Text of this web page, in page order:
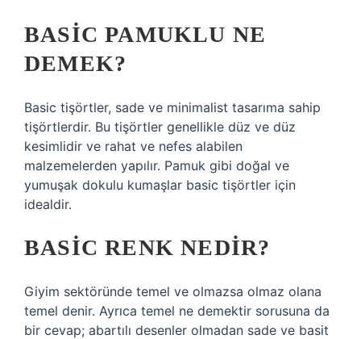
BASIC PAMUKLU NE
DEMEK?
Basic tişörtler, sade ve minimalist tasarıma sahip
tişörtlerdir. Bu tişörtler genellikle düz ve düz
kesimlidir ve rahat ve nefes alabilen
malzemelerden yapılır. Pamuk gibi doğal ve
yumuşak dokulu kumaşlar basic tişörtler için
idealdir.
BASIC RENK NEDIR?
Giyim sektöründe temel ve olmazsa olmaz olana
temel denir. Ayrıca temel ne demektir sorusuna da
bir cevap; abartılı desenler olmadan sade ve basit